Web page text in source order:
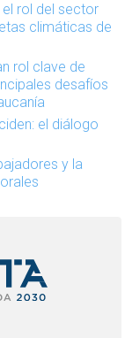
el rol del sector
climáticas de
rol clave de
desafíos
el diálogo
y la